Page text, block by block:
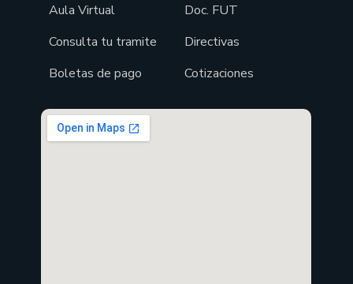
Aula Virtual
Consulta tu tramite
Boletas de pago
Doc. FUT
Directivas
Cotizaciones